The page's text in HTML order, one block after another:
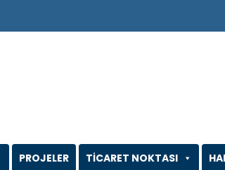
PROJELER TİCARET NOKTASI